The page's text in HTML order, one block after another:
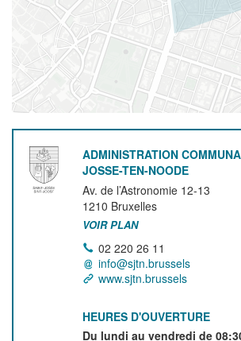
ADMINISTRATION
JOSSE-TEN-NOODE
Av. de l’Astronomie 12-13
1210 Bruxelles
VOIR PLAN
02 220 26 11
info@sjtn.brussels
www.sjtn.brussels
HEURES D'OUVERTURE
Du lundi au vendredi de